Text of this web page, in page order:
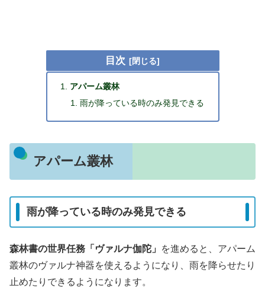
目次
アパーム叢林
雨が降っている時のみ発見できる
アパーム叢林
雨が降っている時のみ発見できる
森林書の世界任務「ヴァルナ伽陀」
を進めると、アパーム
叢林のヴァルナ神器を使えるようになり、雨を降らせたり
止めたりできるようになります。